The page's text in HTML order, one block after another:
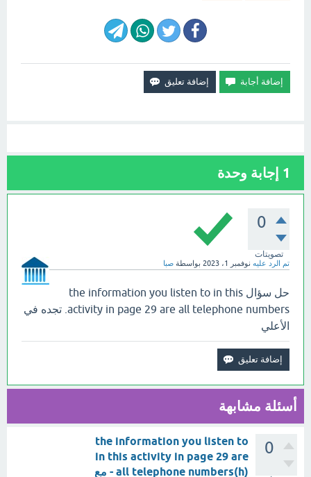
1 إجابة وحدة
0
تصويتات
تم الرد عليه نوفمبر 1، 2023 بواسطة صبا
حل سؤال the information you listen to in this
activity in page 29 are all telephone numbers. تجده في
الأعلي
أسئلة مشابهة
0
the information you listen to
in this activity in page 29 are
all telephone numbers(h) - مع